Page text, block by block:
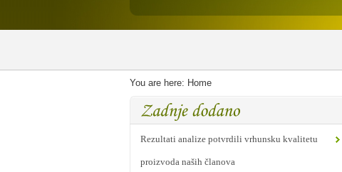
You are here: Home
Rezultati analize potvrdili vrhunsku kvalitetu
proizvoda naših članova